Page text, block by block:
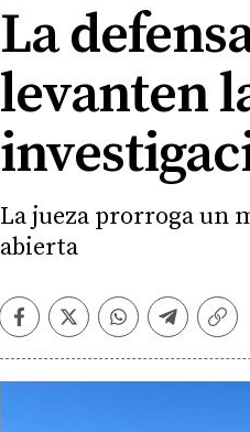
La
levanten
La jueza prorroga un
abierta
Facebook
TwitterWhatsapp
Telegram